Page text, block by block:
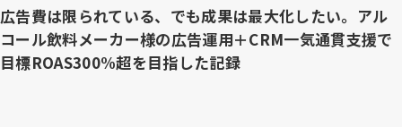
広告費は限られている、でも成果は最大化したい。アル
コール飲料メーカー様の広告運用＋CRM一気通貫支援で
目標ROAS300%超を目指した記録